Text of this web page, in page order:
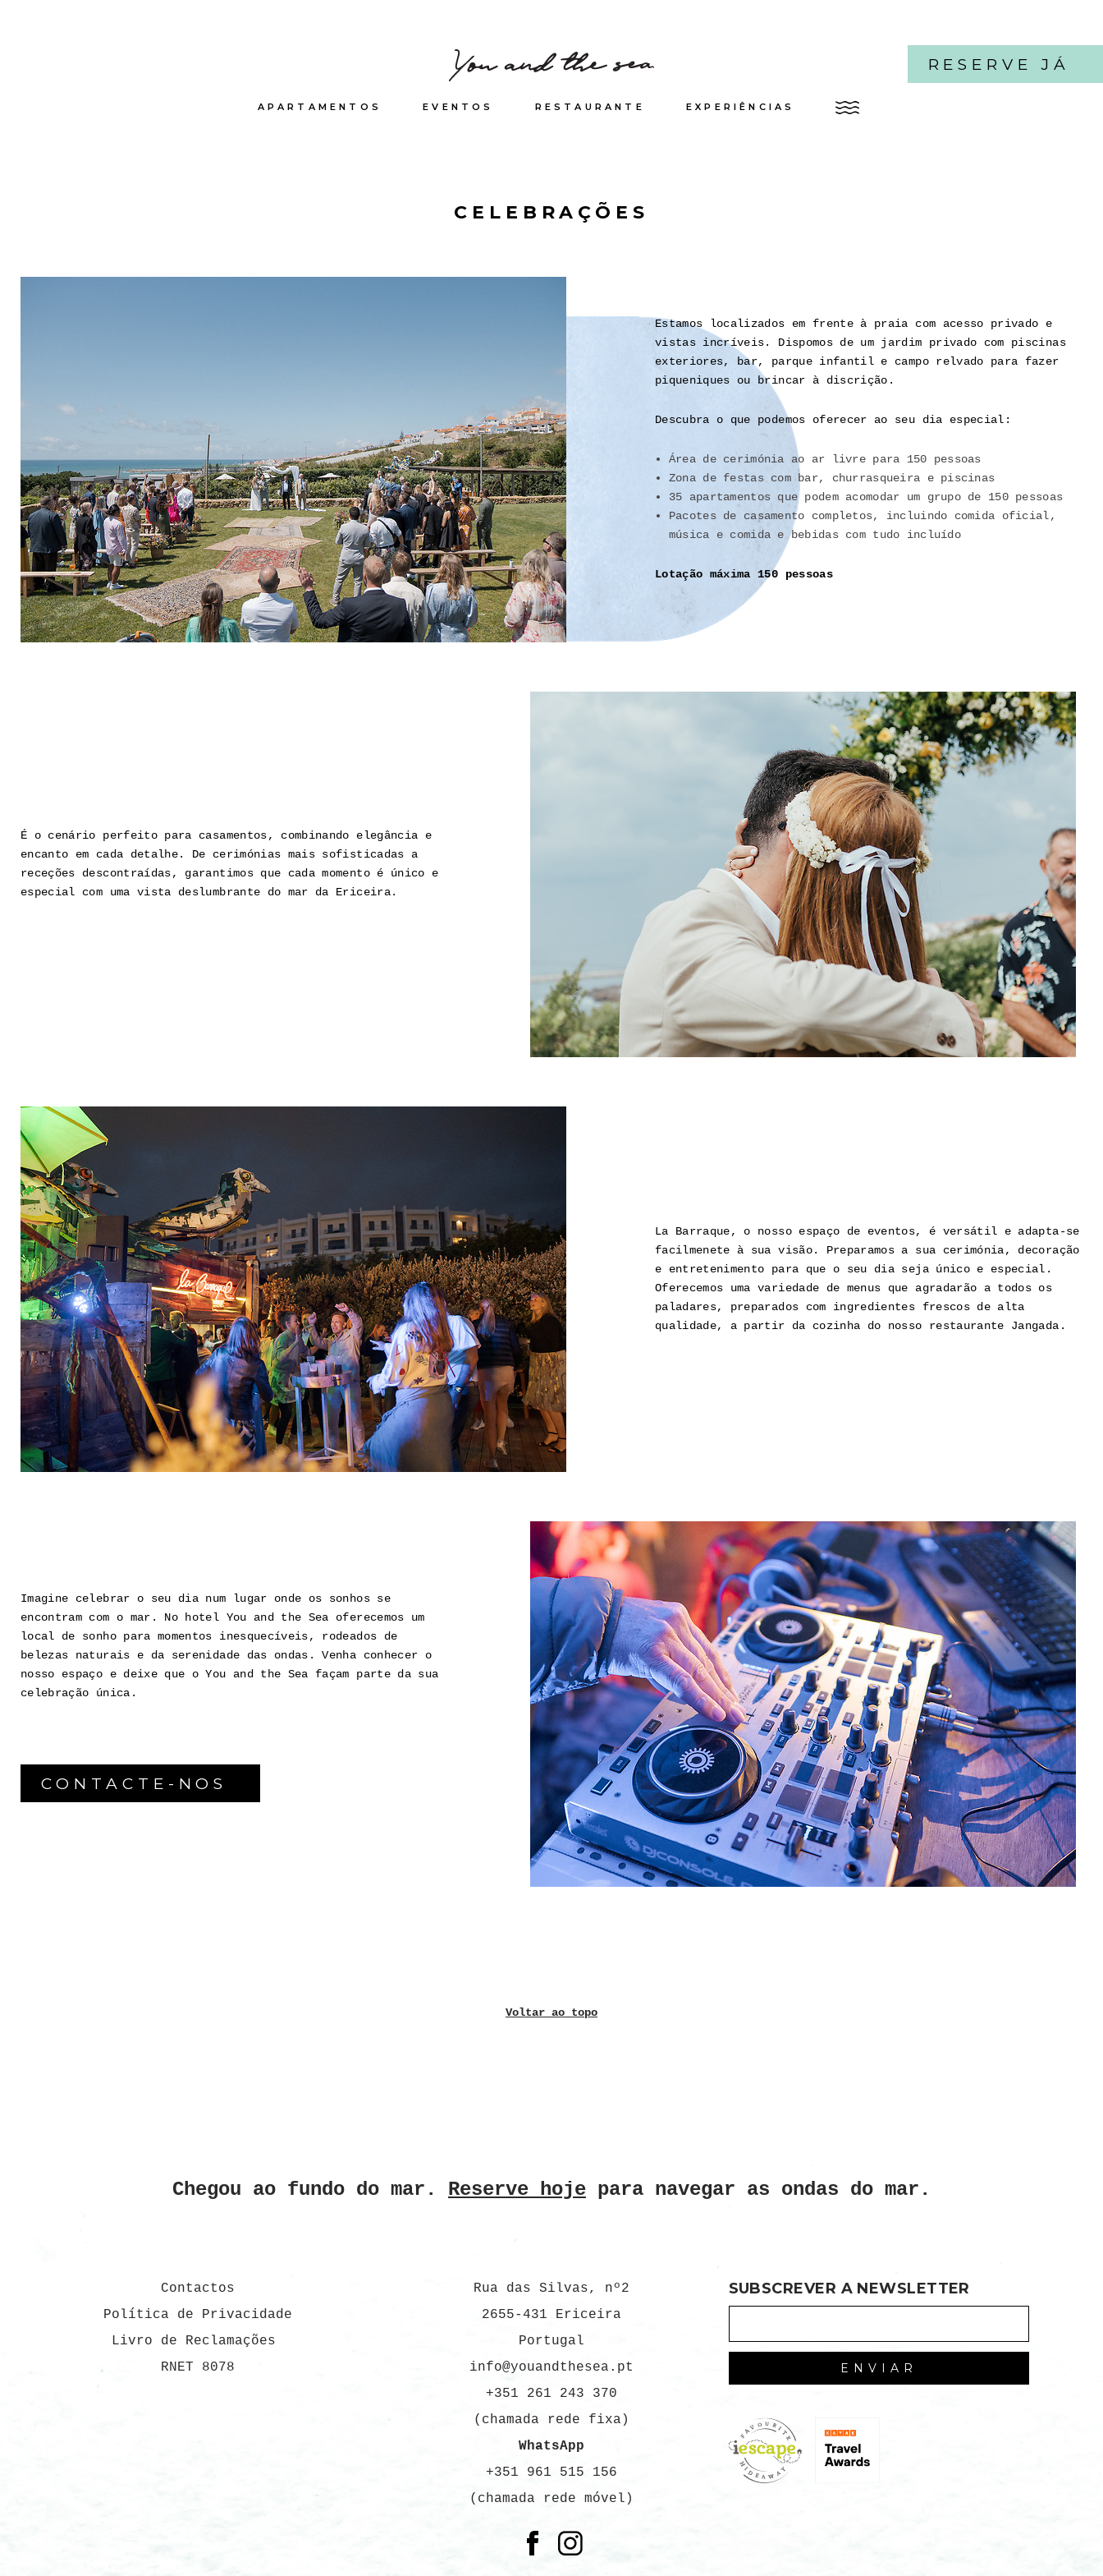
RESERVE JÁ
APARTAMENTOS EVENTOS RESTAURANTE EXPERIÊNCIAS
CELEBRAÇÕES
Estamos localizados em frente à praia com acesso privado e
vistas incríveis. Dispomos de um jardim privado com piscinas
exteriores, bar, parque infantil e campo relvado para fazer
piqueniques ou brincar à discrição.
Descubra o que podemos oferecer ao seu dia especial:
Área de cerimónia ao ar livre para 150 pessoas
Zona de festas com bar, churrasqueira e piscinas
35 apartamentos que podem acomodar um grupo de 150 pessoas
Pacotes de casamento completos, incluindo comida oficial,
música e comida e bebidas com tudo incluído
Lotação máxima 150 pessoas
É o cenário perfeito para casamentos, combinando elegância e
encanto em cada detalhe. De cerimónias mais sofisticadas a
receções descontraídas, garantimos que cada momento é único e
especial com uma vista deslumbrante do mar da Ericeira.
La Barraque, o nosso espaço de eventos, é versátil e adapta-se
facilmenete à sua visão. Preparamos a sua cerimónia, decoração
e entretenimento para que o seu dia seja único e especial.
Oferecemos uma variedade de menus que agradarão a todos os
paladares, preparados com ingredientes frescos de alta
qualidade, a partir da cozinha do nosso restaurante Jangada.
Imagine celebrar o seu dia num lugar onde os sonhos se
encontram com o mar. No hotel You and the Sea oferecemos um
local de sonho para momentos inesquecíveis, rodeados de
belezas naturais e da serenidade das ondas. Venha conhecer o
nosso espaço e deixe que o You and the Sea façam parte da sua
celebração única.
CONTACTE-NOS
Voltar ao topo
Chegou ao fundo do mar. Reserve hoje para navegar as ondas do mar.
Contactos
Política de Privacidade
Livro de Reclamações
RNET 8078
Rua das Silvas, nº2
2655-431 Ericeira
Portugal
info@youandthesea.pt
+351 261 243 370
(chamada rede fixa)
WhatsApp
+351 961 515 156
(chamada rede móvel)
SUBSCREVER A NEWSLETTER